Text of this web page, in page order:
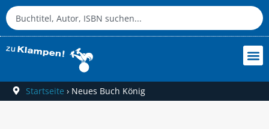
Startseite › Neues Buch König